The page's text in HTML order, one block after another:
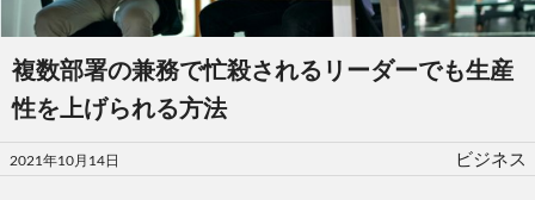
複数部署の兼務で忙殺されるリーダーでも生産
性を上げられる方法
投
稿
2021年10月14日 ビジネス